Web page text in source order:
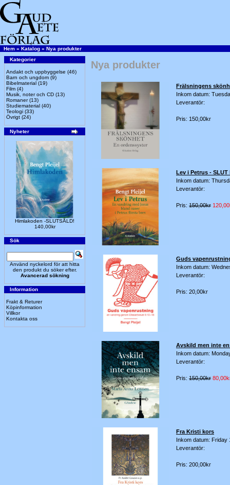
Hem » Katalog » Nya produkter
Kategorier
Andakt och uppbyggelse (46)
Barn och ungdom (9)
Bibelmaterial (19)
Film (4)
Musik, noter och CD (13)
Romaner(13)
Studiematerial (40)
Teologi (33)
Övrigt (24)
Nyheter
Himlakoden -SLUTSÅLD!
140,00kr
Sök
Använd nyckelord för att hitta
den produkt du söker efter.
Avancerad sökning
Information
Frakt & Returer
Köpinformation
Villkor
Kontakta oss
Nya produkter
Frälsningens
Inkom datum:
Leverantör:
Pris: 150,00kr
Lev i Petrus - SLUT
Inkom datum:
Leverantör:
Pris: 150,00kr
Guds
Inkom datum:
Leverantör:
Pris: 20,00kr
Avskild men inte
Inkom datum:
Leverantör:
Pris: 150,00kr
Fra Kristi kors
Inkom datum: Friday
Leverantör:
Pris: 200,00kr